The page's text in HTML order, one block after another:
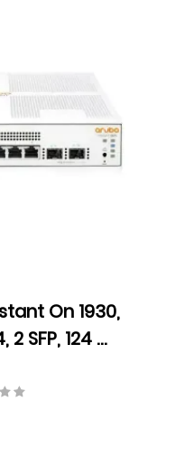
On 1930,
SFP, 124 W,
20 Gbps,